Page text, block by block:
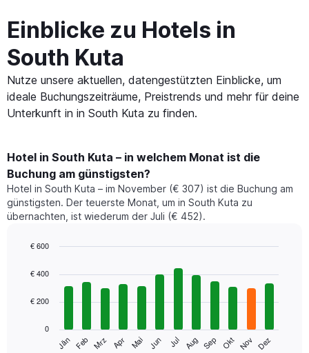
Einblicke zu Hotels in
South Kuta
Nutze unsere aktuellen, datengestützten Einblicke, um
ideale Buchungszeiträume, Preistrends und mehr für deine
Unterkunft in in South Kuta zu finden.
Hotel in South Kuta – in welchem Monat ist die
Buchung am günstigsten?
Hotel in South Kuta – im November (€ 307) ist die Buchung am
günstigsten. Der teuerste Monat, um in South Kuta zu
übernachten, ist wiederum der Juli (€ 452).
chart
bars.
folgende
graphic.
Jän Feb Mrz Apr Mai Jun Jul Aug Sep Okt Nov Dez
0
€ 200
€ 400
€ 600